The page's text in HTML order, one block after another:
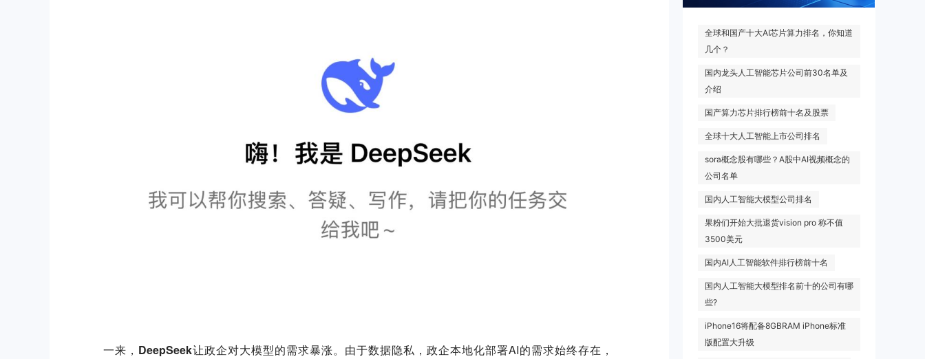
全球和国产十大AI芯片算力排名，你知道
几个？
国内龙头人工智能芯片公司前30名单及
介绍
国产算力芯片排行榜前十名及股票
全球十大人工智能上市公司排名
sora概念股有哪些？A股中AI视频概念的
公司名单
国内人工智能大模型公司排名
果粉们开始大批退货vision pro 称不值
3500美元
国内AI人工智能软件排行榜前十名
国内人工智能大模型排名前十的公司有哪
些?
iPhone16将配备8GBRAM iPhone标准
版配置大升级
一来，DeepSeek让政企对大模型的需求暴涨。 由于数据隐私，政企本地化部署AI的需求始终存在，